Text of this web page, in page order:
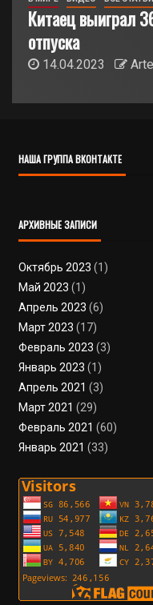
Китаец выиграл
отпуска
14.04.2023
НАША ГРУППА ВКОНТАКТЕ
АРХИВНЫЕ ЗАПИСИ
Октябрь 2023 (1)
Май 2023 (1)
Апрель 2023 (6)
Март 2023 (17)
Февраль 2023 (3)
Январь 2023 (1)
Апрель 2021 (3)
Март 2021 (29)
Февраль 2021 (60)
Январь 2021 (33)